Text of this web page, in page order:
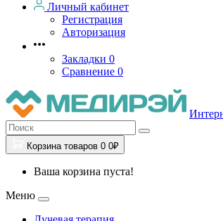
Личный кабинет
Регистрация
Авторизация
Закладки 0
Сравнение 0
Корзина товаров 0 0₽
Ваша корзина пуста!
Меню